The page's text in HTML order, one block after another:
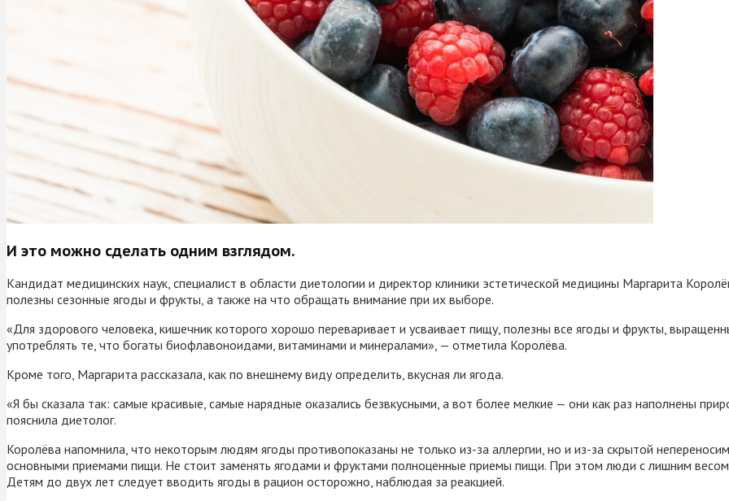
И это можно сделать одним взглядом.
Кандидат медицинских наук, специалист в области диетологии и директор клиники эстетической медицины Маргарита
полезны сезонные ягоды и фрукты, а также на что обращать внимание при их выборе.
«Для здорового человека, кишечник которого хорошо переваривает и усваивает пищу, полезны все ягоды и фрукты,
употреблять те, что богаты биофлавоноидами, витаминами и минералами», — отметила Королёва.
Кроме того, Маргарита рассказала, как по внешнему виду определить, вкусная ли ягода.
«Я бы сказала так: самые красивые, самые нарядные оказались безвкусными, а вот более мелкие — они как раз наполнены
пояснила диетолог.
Королёва напомнила, что некоторым людям ягоды противопоказаны не только из-за аллергии, но и из-за скрытой
основными приемами пищи. Не стоит заменять ягодами и фруктами полноценные приемы пищи. При этом люди с лишним весом
Детям до двух лет следует вводить ягоды в рацион осторожно, наблюдая за реакцией.